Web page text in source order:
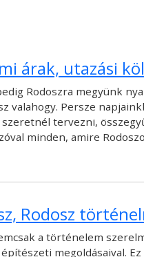
árak, utazási
Rodoszra megyünk
valahogy. Persze
tervezni,
minden, amire
Rodosz
a történelem
megoldásaival.